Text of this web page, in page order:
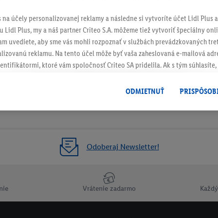
Odoberaj Newsletter!
Vrátenie zadarmo
účely personalizovanej reklamy a následne si vytvoríte účet Lidl Plus
Lidl Plus, my a náš partner Criteo S.A. môžeme tiež vytvoriť špeciálny
uvediete, aby sme vás mohli rozpoznať v službách prevádzkovaných
reklamu. Na tento účel môže byť vaša zaheslovaná e-mailová
ktoré vám spoločnosť Criteo SA pridelila. Ak s tým súhlasíte,
nie jeho zakúpením), sa môžu zobrazovať aj na rôznych zariadeniach a
možno priradiť niekoľko koncových zariadení alebo používanie viacerých
e-mailovej adresy a prípadne ďalších identifikátorov/
" môžete povoliť iba používanie potrebných technológií.
práve kedykoľvek odvolať súhlas s účinnosťou do budúcnosti
.
ODMIETNUŤ